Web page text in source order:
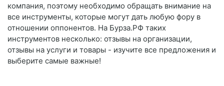
компания, поэтому необходимо обращать внимание на
все инструменты, которые могут дать любую фору в
отношении оппонентов. На Бурза.РФ таких
инструментов несколько: отзывы на организации,
отзывы на услуги и товары - изучите все предложения и
выберите самые важные!